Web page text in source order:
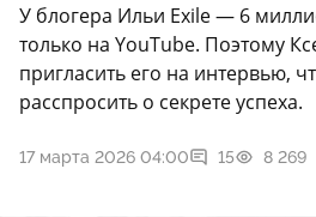
У блогера Ильи Exile — 6
только на YouTube. Поэтому
пригласить его на интервью,
расспросить о секрете успеха.
17 марта 2026 04:00 15 8 269